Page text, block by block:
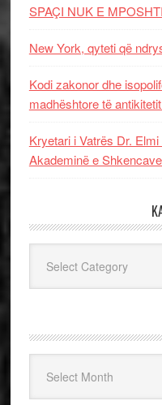
SPAÇI NUK E
New York, qyteti që
Kodi zakonor dhe
madhështore të
Kryetari i Vatrës Dr.
Akademinë e